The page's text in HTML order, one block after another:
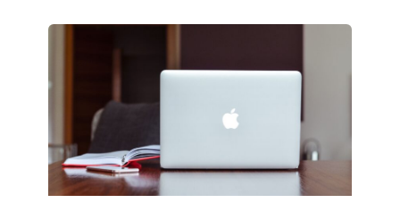
СОЗДАВАТЬ
БЕЗ
СЛОЖНОГО
КОДА